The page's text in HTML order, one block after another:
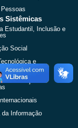
Sistêmicas
Estudantil, Inclusão e
Social
e
e Relações
da Informação